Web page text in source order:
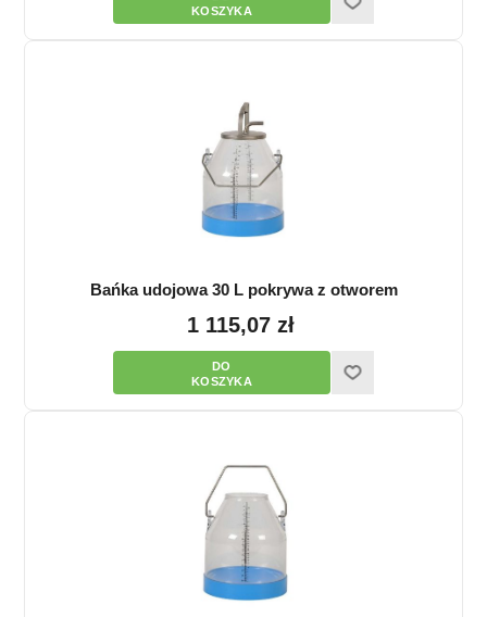
Bańka udojowa 30 L pokrywa z otworem
1 115,07 zł